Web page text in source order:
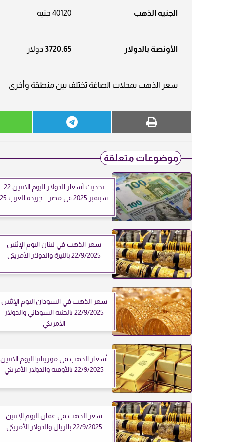
الجنيه الذهب 40120 جنيه
الأونصة بالدولار 3720.65دولار
سعر الذهب بمحلات الصاغة تختلف بين منطقة وأخرى
موضوعات متعلقة
تحديث أسعار الدولار اليوم الاثنين 22
سبتمبر 2025 في مصر .. جريدة العرب 25
سعر الذهب في لبنان اليوم الإثنين
22/9/2025 بالليرة والدولار الأمريكي
سعر الذهب في السودان اليوم الإثنين
22/9/2025 بالجنيه السوداني والدولار
الأمريكي
أسعار الذهب في موريتانيا اليوم الاثنين
22/9/2025 بالأوقية والدولار الأمريكي
سعر الذهب في عمان اليوم الإثنين
22/9/2025 بالريال والدولار الأمريكي